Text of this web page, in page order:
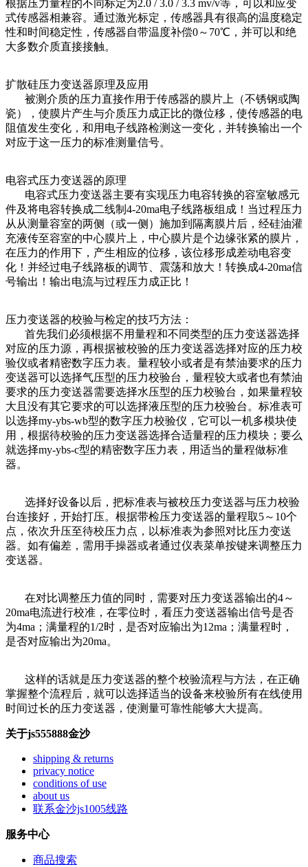
根据压力量程的不同标定为2.0 / 3.0 / 3.3 mv/v等，可以和应变
式传感器相兼容。通过激光标定，传感器具有很高的温度稳定
性和时间稳定性，传感器自带温度补偿0～70℃，并可以和绝
大多数介质直接接触。
扩散硅压力变送器原理及应用
被测介质的压力直接作用于传感器的膜片上（不锈钢或陶
瓷），使膜片产生与介质压力成正比的微位移，使传感器的电
阻值发生变化，和用电子线路检测这一变化，并转换输出一个
对应于这一压力的标准测量信号。
电容式压力变送器的原理
电容式压力变送器主要有实现压力电容转换的容室敏感元
件及将电容转换成二线制4-20ma电子线路板组成！当过程压力
从从测量容室的两侧（或一侧）施加到隔离膜片后，经硅油灌
充液传至容室的中心膜片上，中心膜片是个边缘张紧的膜片，
在压力的作用下，产生相应的位移，该位移形成差动电容变
化！并经过电子线路板的调节、震荡和放大！转换成4-20ma信
号输出！输出电流与过程压力成正比！
压力变送器的校验与检定的技巧方法：
首先我们必须根据不用量程和不同类型的压力变送器选择
对应的压力源，再根据被校验的压力变送器选择对应的压力校
验仪或者精密数字压力表。量程较小或者是有禁油要求的压力
变送器可以选择气压型的压力校验台，量程较大或者也有禁油
要求的压力变送器需要选择水压型的压力校验台，如果量程较
大且没有其它要求的可以选择液压型的压力校验台。标准表可
以选择my-ybs-wb型的数字压力校验仪，它可以一机多模块使
用，根据待校验的压力变送器选择合适量程的压力模块；要么
就选择my-ybs-c型的精密数字压力表，用适当的量程做标准
器。
选择好设备以后，把标准表与被校压力变送器与压力校验
台连接好，开始打压。根据带检压力变送器的量程取5～10个
点，依次升压至待校压力点，以标准表为参照对比压力变送
器。如有偏差，需用手操器或者通过仪表菜单按键来调整压力
变送器。
在对比调整压力值的同时，需要对压力变送器输出的4～
20ma电流进行校准，在零位时，看压力变送器输出信号是否
为4ma；满量程的1/2时，是否对应输出为12ma；满量程时，
是否对应输出为20ma。
这样的话就是压力变送器的整个校验流程与方法，在正确
掌握整个流程后，就可以选择适当的设备来校验所有在线使用
时间过长的压力变送器，使测量可靠性能够大大提高。
关于js555888金沙
shipping & returns
privacy notice
conditions of use
about us
联系金沙js1005线路
服务中心
商品搜索